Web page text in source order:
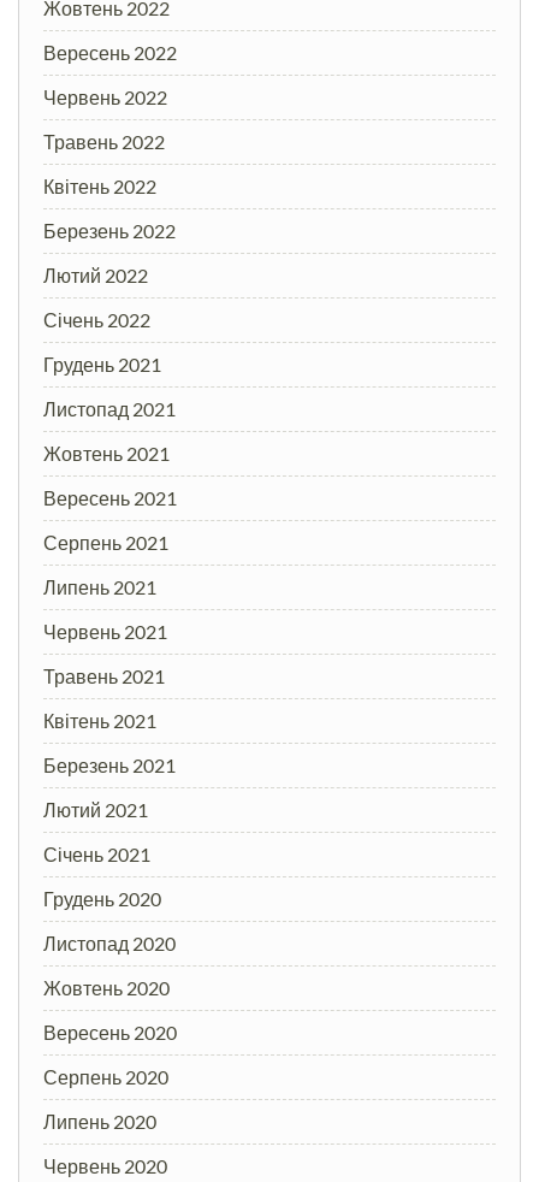
Жовтень 2022
Вересень 2022
Червень 2022
Травень 2022
Квітень 2022
Березень 2022
Лютий 2022
Січень 2022
Грудень 2021
Листопад 2021
Жовтень 2021
Вересень 2021
Серпень 2021
Липень 2021
Червень 2021
Травень 2021
Квітень 2021
Березень 2021
Лютий 2021
Січень 2021
Грудень 2020
Листопад 2020
Жовтень 2020
Вересень 2020
Серпень 2020
Липень 2020
Червень 2020